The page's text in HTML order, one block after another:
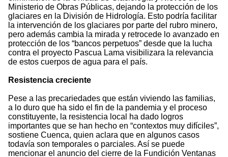
Ministerio de Obras Públicas, dejando la protección de los
glaciares en la División de Hidrología. Esto podría facilitar
la intervención de los glaciares por parte del rubro minero,
pero además cambia la mirada y retrocede lo avanzado en
protección de los “bancos perpetuos” desde que la lucha
contra el proyecto Pascua Lama visibilizara la relevancia
de estos cuerpos de agua para el país.
Resistencia creciente
Pese a las precariedades que están viviendo las familias,
a lo duro que ha sido el fin de la pandemia y el proceso
constituyente, la resistencia local ha dado logros
importantes que se han hecho en “contextos muy difíciles”,
sostiene Cuenca, quien aclara que en algunos casos
todavía son temporales o parciales. Así se puede
mencionar el anuncio del cierre de la Fundición Ventanas